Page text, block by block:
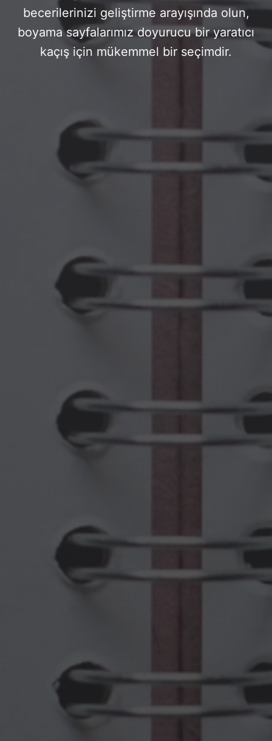
becerilerinizi geliştirme arayışında olun,
boyama sayfalarımız doyurucu bir yaratıcı
kaçış için mükemmel bir seçimdir.